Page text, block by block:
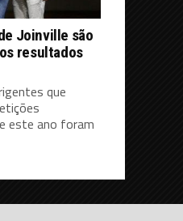
Joinville são
resultados
que
este ano foram